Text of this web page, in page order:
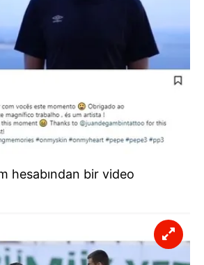
sunulması amacıyla
çerezler, sitemizin daha işlevsel
ve sizlere yönelik
yapılması, amaçlarıyla
dahilinde kullanılacaktır.
aşağıda yer alan panel
Çerezlere ilişkin detaylı bilgi
tıklayabilir,Çerez Bilgilendirme
Korunması Kanunu uyarınca
olarak kullanılan çerezlerle ilgili bilgi
.
hesabından bir video